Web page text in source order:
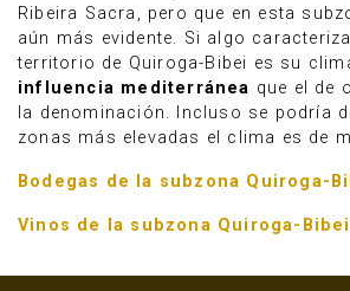
Ribeira Sacra, pero que en esta
aún más evidente. Si algo
territorio de Quiroga-Bibei es su
influencia mediterránea que el de
la denominación. Incluso se podría
zonas más elevadas el clima es de
Bodegas de la subzona Quiroga-
Vinos de la subzona Quiroga-Bibei